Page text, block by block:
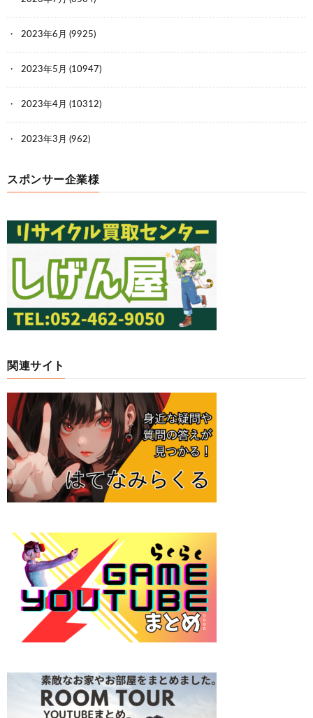
2023年6月 (9925)
2023年5月 (10947)
2023年4月 (10312)
2023年3月 (962)
スポンサー企業様
関連サイト